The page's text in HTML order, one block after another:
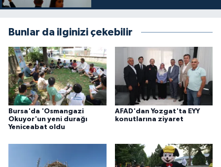
Bunlar da ilginizi çekebilir
Bursa'da 'Osmangazi
Okuyor'un yeni durağı
Yeniceabat oldu
AFAD'dan Yozgat'ta EYY
konutlarına ziyaret